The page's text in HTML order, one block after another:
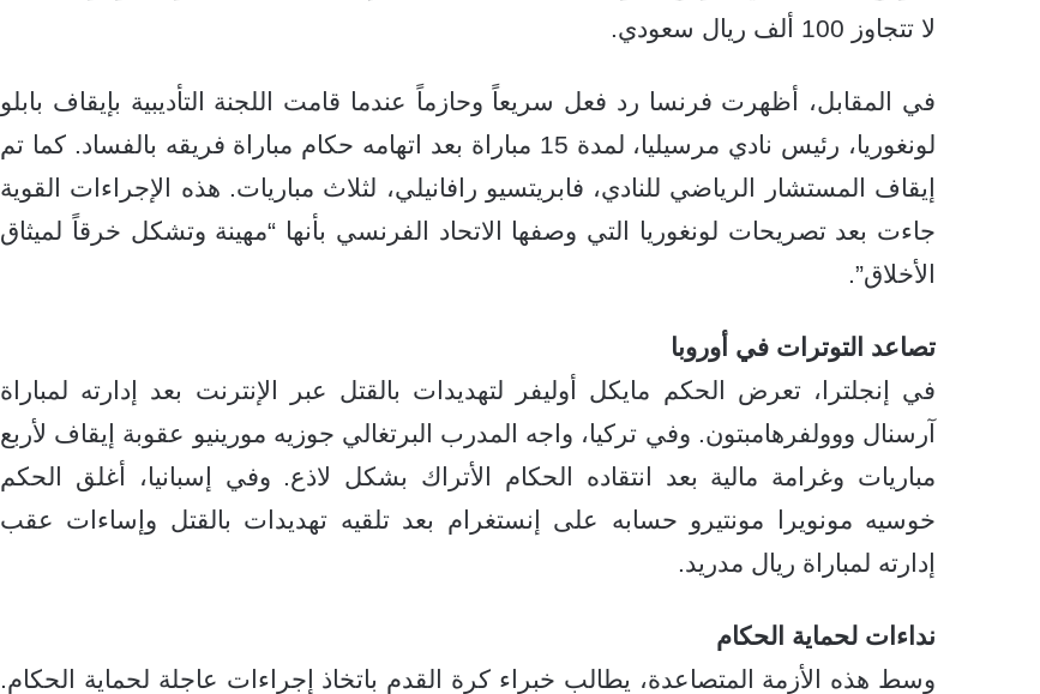
لا تتجاوز 100 ألف ريال سعودي.
في المقابل، أظهرت فرنسا رد فعل سريعاً وحازماً عندما قامت اللجنة التأديبية بإيقاف بابلو
لونغوريا، رئيس نادي مرسيليا، لمدة 15 مباراة بعد اتهامه حكام مباراة فريقه بالفساد. كما تم
إيقاف المستشار الرياضي للنادي، فابريتسيو رافانيلي، لثلاث مباريات. هذه الإجراءات القوية
جاءت بعد تصريحات لونغوريا التي وصفها الاتحاد الفرنسي بأنها “مهينة وتشكل خرقاً لميثاق
الأخلاق”.
تصاعد التوترات في أوروبا
في إنجلترا، تعرض الحكم مايكل أوليفر لتهديدات بالقتل عبر الإنترنت بعد إدارته لمباراة
آرسنال ووولفرهامبتون. وفي تركيا، واجه المدرب البرتغالي جوزيه مورينيو عقوبة إيقاف لأربع
مباريات وغرامة مالية بعد انتقاده الحكام الأتراك بشكل لاذع. وفي إسبانيا، أغلق الحكم
خوسيه مونويرا مونتيرو حسابه على إنستغرام بعد تلقيه تهديدات بالقتل وإساءات عقب
إدارته لمباراة ريال مدريد.
نداءات لحماية الحكام
وسط هذه الأزمة المتصاعدة، يطالب خبراء كرة القدم باتخاذ إجراءات عاجلة لحماية الحكام.